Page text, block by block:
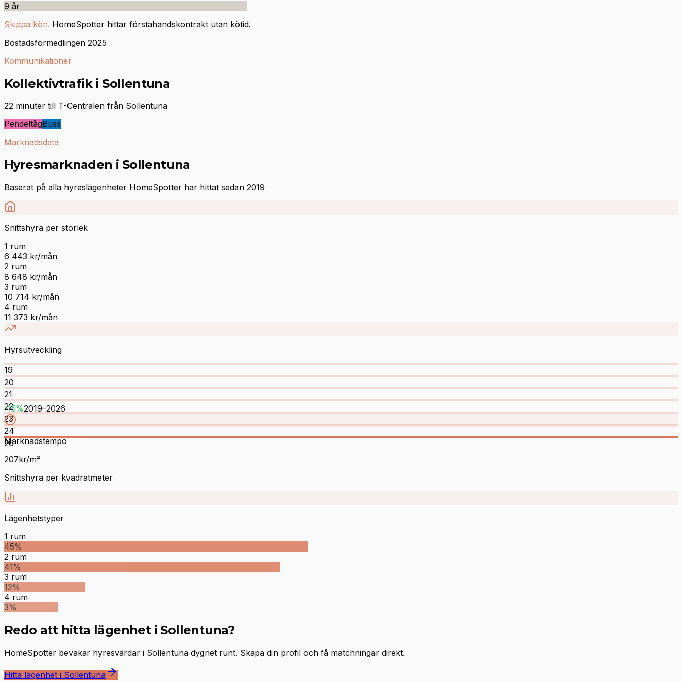
9 år
Skippa kön. HomeSpotter hittar förstahandskontrakt utan kötid.
Bostadsförmedlingen 2025
Kommunikationer
Kollektivtrafik i Sollentuna
22 minuter till T-Centralen från Sollentuna
PendeltågBuss
Marknadsdata
Hyresmarknaden i Sollentuna
Baserat på alla hyreslägenheter HomeSpotter har hittat sedan 2019
Snittshyra per storlek
1 rum
6 443 kr/mån
2 rum
8 648 kr/mån
3 rum
10 714 kr/mån
4 rum
11 373 kr/mån
Hyrsutveckling
19
20
21
22
23
24
26
-15%2019–2026
Marknadstempo
207kr/m²
Snittshyra per kvadratmeter
Lägenhetstyper
1 rum
45%
2 rum
41%
3 rum
12%
4 rum
3%
Redo att hitta lägenhet i Sollentuna?
HomeSpotter bevakar hyresvärdar i Sollentuna dygnet runt. Skapa din profil och få matchningar direkt.
Hitta lägenhet i Sollentuna